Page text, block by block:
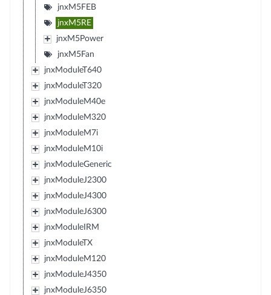
jnxM5FEB
jnxM5RE
jnxM5Power
jnxM5Fan
jnxModuleT640
jnxModuleT320
jnxModuleM40e
jnxModuleM320
jnxModuleM7i
jnxModuleM10i
jnxModuleGeneric
jnxModuleJ2300
jnxModuleJ4300
jnxModuleJ6300
jnxModuleIRM
jnxModuleTX
jnxModuleM120
jnxModuleJ4350
jnxModuleJ6350